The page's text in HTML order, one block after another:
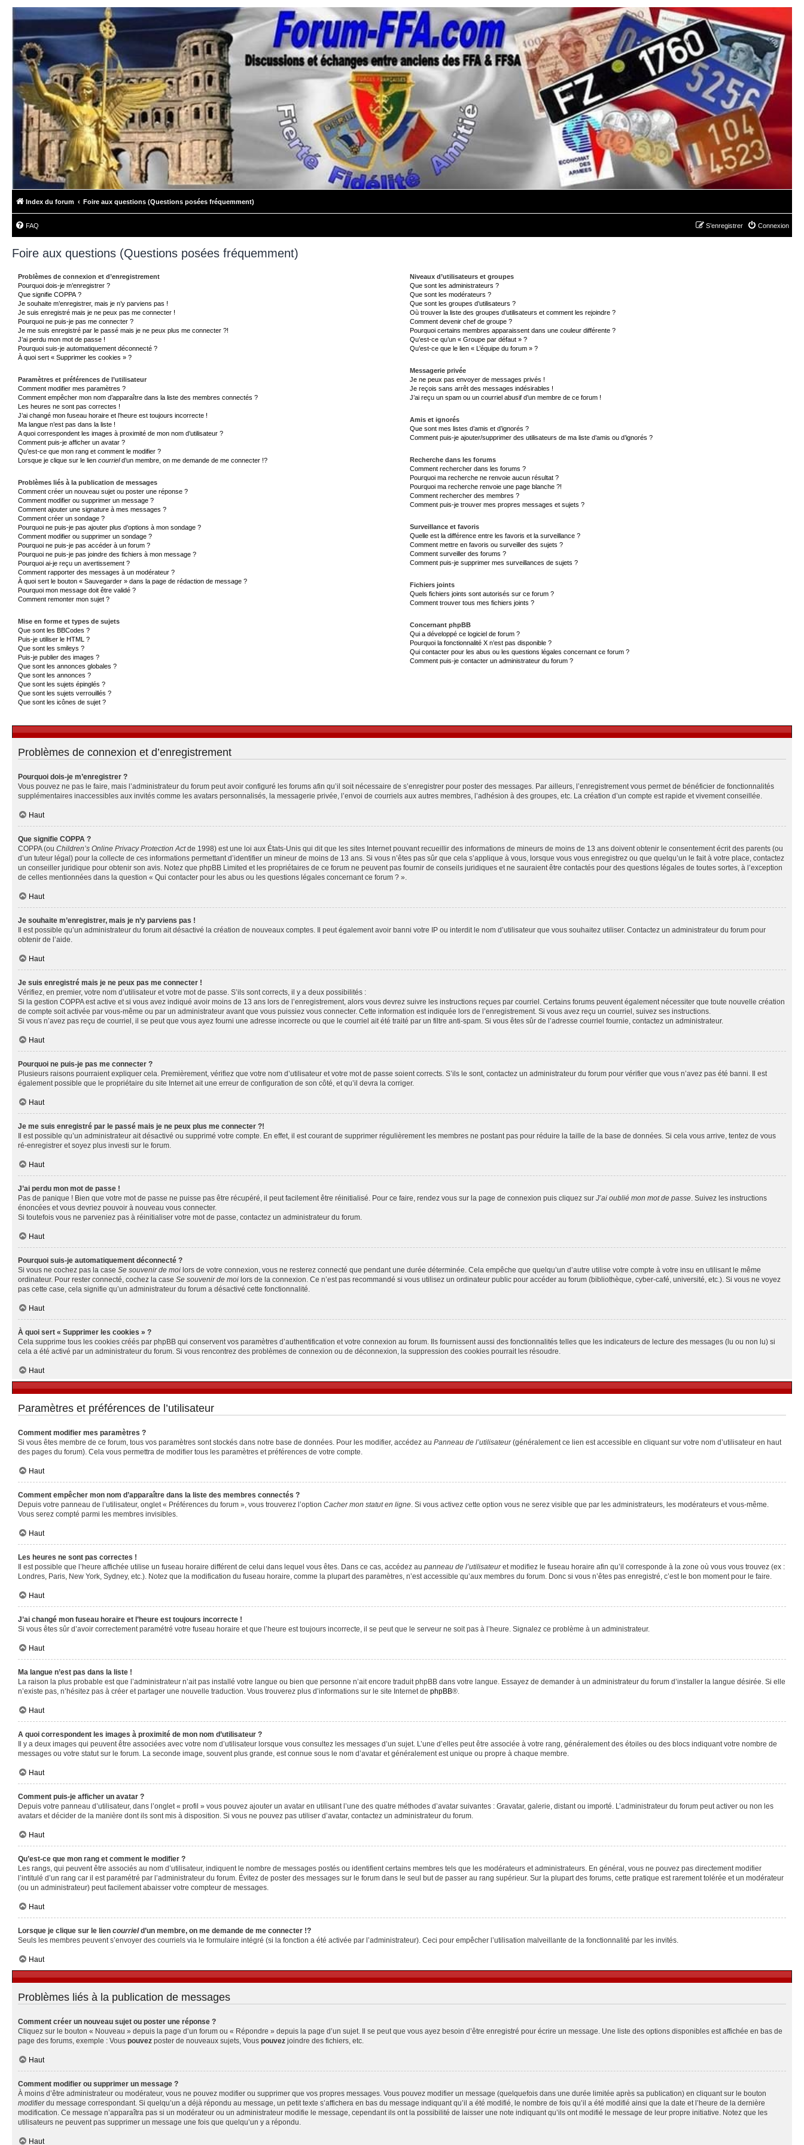
Index du forum Foire aux questions (Questions posées fréquemment)
FAQ Connexion
S’enregistrer
Foire aux questions (Questions posées fréquemment)
Problèmes de connexion et d’enregistrement
Pourquoi dois-je m’enregistrer ?
Que signifie COPPA ?
Je souhaite m’enregistrer, mais je n’y parviens pas !
Je suis enregistré mais je ne peux pas me connecter !
Pourquoi ne puis-je pas me connecter ?
Je me suis enregistré par le passé mais je ne peux plus me connecter ?!
J’ai perdu mon mot de passe !
Pourquoi suis-je automatiquement déconnecté ?
À quoi sert « Supprimer les cookies » ?
Paramètres et préférences de l’utilisateur
Comment modifier mes paramètres ?
Comment empêcher mon nom d’apparaître dans la liste des membres connectés ?
Les heures ne sont pas correctes !
J’ai changé mon fuseau horaire et l’heure est toujours incorrecte !
Ma langue n’est pas dans la liste !
A quoi correspondent les images à proximité de mon nom d’utilisateur ?
Comment puis-je afficher un avatar ?
Qu’est-ce que mon rang et comment le modifier ?
Lorsque je clique sur le lien courrield’un membre, on me demande de me connecter !?
Problèmes liés à la publication de messages
Comment créer un nouveau sujet ou poster une réponse ?
Comment modifier ou supprimer un message ?
Comment ajouter une signature à mes messages ?
Comment créer un sondage ?
Pourquoi ne puis-je pas ajouter plus d’options à mon sondage ?
Comment modifier ou supprimer un sondage ?
Pourquoi ne puis-je pas accéder à un forum ?
Pourquoi ne puis-je pas joindre des fichiers à mon message ?
Pourquoi ai-je reçu un avertissement ?
Comment rapporter des messages à un modérateur ?
À quoi sert le bouton « Sauvegarder » dans la page de rédaction de message ?
Pourquoi mon message doit être validé ?
Comment remonter mon sujet ?
Mise en forme et types de sujets
Que sont les BBCodes ?
Puis-je utiliser le HTML ?
Que sont les smileys ?
Puis-je publier des images ?
Que sont les annonces globales ?
Que sont les annonces ?
Que sont les sujets épinglés ?
Que sont les sujets verrouillés ?
Que sont les icônes de sujet ?
Niveaux d’utilisateurs et groupes
Que sont les administrateurs ?
Que sont les modérateurs ?
Que sont les groupes d’utilisateurs ?
Où trouver la liste des groupes d’utilisateurs et comment les rejoindre ?
Comment devenir chef de groupe ?
Pourquoi certains membres apparaissent dans une couleur différente ?
Qu’est-ce qu’un « Groupe par défaut » ?
Qu’est-ce que le lien « L’équipe du forum » ?
Messagerie privée
Je ne peux pas envoyer de messages privés !
Je reçois sans arrêt des messages indésirables !
J’ai reçu un spam ou un courriel abusif d’un membre de ce forum !
Amis et ignorés
Que sont mes listes d’amis et d’ignorés ?
Comment puis-je ajouter/supprimer des utilisateurs de ma liste d’amis ou d’ignorés ?
Recherche dans les forums
Comment rechercher dans les forums ?
Pourquoi ma recherche ne renvoie aucun résultat ?
Pourquoi ma recherche renvoie une page blanche ?!
Comment rechercher des membres ?
Comment puis-je trouver mes propres messages et sujets ?
Surveillance et favoris
Quelle est la différence entre les favoris et la surveillance ?
Comment mettre en favoris ou surveiller des sujets ?
Comment surveiller des forums ?
Comment puis-je supprimer mes surveillances de sujets ?
Fichiers joints
Quels fichiers joints sont autorisés sur ce forum ?
Comment trouver tous mes fichiers joints ?
Concernant phpBB
Qui a développé ce logiciel de forum ?
Pourquoi la fonctionnalité X n’est pas disponible ?
Qui contacter pour les abus ou les questions légales concernant ce forum ?
Comment puis-je contacter un administrateur du forum ?
Problèmes de connexion et d’enregistrement
Pourquoi dois-je m’enregistrer ?
Vous pouvez ne pas le faire, mais l’administrateur du forum peut avoir configuré les forums afin qu’il soit nécessaire de s’enregistrer pour poster des messages. Par ailleurs, l’enregistrement vous permet de bénéficier de fonctionnalités
supplémentaires inaccessibles aux invités comme les avatars personnalisés, la messagerie privée, l’envoi de courriels aux autres membres, l’adhésion à des groupes, etc. La création d’un compte est rapide et vivement conseillée.
Haut
Que signifie COPPA ?
COPPA (ou Children’s Online Privacy Protection Actde 1998) est une loi aux États-Unis qui dit que les sites Internet pouvant recueillir des informations de mineurs de moins de 13 ans doivent obtenir le consentement écrit des parents (ou
d’un tuteur légal) pour la collecte de ces informations permettant d’identifier un mineur de moins de 13 ans. Si vous n’êtes pas sûr que cela s’applique à vous, lorsque vous vous enregistrez ou que quelqu’un le fait à votre place, contactez
un conseiller juridique pour obtenir son avis. Notez que phpBB Limited et les propriétaires de ce forum ne peuvent pas fournir de conseils juridiques et ne sauraient être contactés pour des questions légales de toutes sortes, à l’exception
de celles mentionnées dans la question « Qui contacter pour les abus ou les questions légales concernant ce forum ? ».
Haut
Je souhaite m’enregistrer, mais je n’y parviens pas !
Il est possible qu’un administrateur du forum ait désactivé la création de nouveaux comptes. Il peut également avoir banni votre IP ou interdit le nom d’utilisateur que vous souhaitez utiliser. Contactez un administrateur du forum pour
obtenir de l’aide.
Haut
Je suis enregistré mais je ne peux pas me connecter !
Vérifiez, en premier, votre nom d’utilisateur et votre mot de passe. S’ils sont corrects, il y a deux possibilités :
Si la gestion COPPA est active et si vous avez indiqué avoir moins de 13 ans lors de l’enregistrement, alors vous devrez suivre les instructions reçues par courriel. Certains forums peuvent également nécessiter que toute nouvelle création
de compte soit activée par vous-même ou par un administrateur avant que vous puissiez vous connecter. Cette information est indiquée lors de l’enregistrement. Si vous avez reçu un courriel, suivez ses instructions.
Si vous n’avez pas reçu de courriel, il se peut que vous ayez fourni une adresse incorrecte ou que le courriel ait été traité par un filtre anti-spam. Si vous êtes sûr de l’adresse courriel fournie, contactez un administrateur.
Haut
Pourquoi ne puis-je pas me connecter ?
Plusieurs raisons pourraient expliquer cela. Premièrement, vérifiez que votre nom d’utilisateur et votre mot de passe soient corrects. S’ils le sont, contactez un administrateur du forum pour vérifier que vous n’avez pas été banni. Il est
également possible que le propriétaire du site Internet ait une erreur de configuration de son côté, et qu’il devra la corriger.
Haut
Je me suis enregistré par le passé mais je ne peux plus me connecter ?!
Il est possible qu’un administrateur ait désactivé ou supprimé votre compte. En effet, il est courant de supprimer régulièrement les membres ne postant pas pour réduire la taille de la base de données. Si cela vous arrive, tentez de vous
ré-enregistrer et soyez plus investi sur le forum.
Haut
J’ai perdu mon mot de passe !
Pas de panique ! Bien que votre mot de passe ne puisse pas être récupéré, il peut facilement être réinitialisé. Pour ce faire, rendez vous sur la page de connexion puis cliquez sur J’ai oublié mon mot de passe. Suivez les instructions
énoncées et vous devriez pouvoir à nouveau vous connecter.
Si toutefois vous ne parveniez pas à réinitialiser votre mot de passe, contactez un administrateur du forum.
Haut
Pourquoi suis-je automatiquement déconnecté ?
Si vous ne cochez pas la case Se souvenir de moi lors de votre connexion, vous ne resterez connecté que pendant une durée déterminée. Cela empêche que quelqu’un d’autre utilise votre compte à votre insu en utilisant le même
ordinateur. Pour rester connecté, cochez la case Se souvenir de moi lors de la connexion. Ce n’est pas recommandé si vous utilisez un ordinateur public pour accéder au forum (bibliothèque, cyber-café, université, etc.). Si vous ne voyez
pas cette case, cela signifie qu’un administrateur du forum a désactivé cette fonctionnalité.
Haut
À quoi sert « Supprimer les cookies » ?
Cela supprime tous les cookies créés par phpBB qui conservent vos paramètres d’authentification et votre connexion au forum. Ils fournissent aussi des fonctionnalités telles que les indicateurs de lecture des messages (lu ou non lu) si
cela a été activé par un administrateur du forum. Si vous rencontrez des problèmes de connexion ou de déconnexion, la suppression des cookies pourrait les résoudre.
Haut
Paramètres et préférences de l’utilisateur
Comment modifier mes paramètres ?
Si vous êtes membre de ce forum, tous vos paramètres sont stockés dans notre base de données. Pour les modifier, accédez au Panneau de l’utilisateur(généralement ce lien est accessible en cliquant sur votre nom d’utilisateur en haut
des pages du forum). Cela vous permettra de modifier tous les paramètres et préférences de votre compte.
Haut
Comment empêcher mon nom d’apparaître dans la liste des membres connectés ?
Depuis votre panneau de l’utilisateur, onglet « Préférences du forum », vous trouverez l’option Cacher mon statut en ligne. Si vous activez cette option vous ne serez visible que par les administrateurs, les modérateurs et vous-même.
Vous serez compté parmi les membres invisibles.
Haut
Les heures ne sont pas correctes !
Il est possible que l’heure affichée utilise un fuseau horaire différent de celui dans lequel vous êtes. Dans ce cas, accédez au panneau de l’utilisateuret modifiez le fuseau horaire afin qu’il corresponde à la zone où vous vous trouvez (ex :
Londres, Paris, New York, Sydney, etc.). Notez que la modification du fuseau horaire, comme la plupart des paramètres, n’est accessible qu’aux membres du forum. Donc si vous n’êtes pas enregistré, c’est le bon moment pour le faire.
Haut
J’ai changé mon fuseau horaire et l’heure est toujours incorrecte !
Si vous êtes sûr d’avoir correctement paramétré votre fuseau horaire et que l’heure est toujours incorrecte, il se peut que le serveur ne soit pas à l’heure. Signalez ce problème à un administrateur.
Haut
Ma langue n’est pas dans la liste !
La raison la plus probable est que l’administrateur n’ait pas installé votre langue ou bien que personne n’ait encore traduit phpBB dans votre langue. Essayez de demander à un administrateur du forum d’installer la langue désirée. Si elle
n’existe pas, n’hésitez pas à créer et partager une nouvelle traduction. Vous trouverez plus d’informations sur le site Internet de phpBB®.
Haut
A quoi correspondent les images à proximité de mon nom d’utilisateur ?
Il y a deux images qui peuvent être associées avec votre nom d’utilisateur lorsque vous consultez les messages d’un sujet. L’une d’elles peut être associée à votre rang, généralement des étoiles ou des blocs indiquant votre nombre de
messages ou votre statut sur le forum. La seconde image, souvent plus grande, est connue sous le nom d’avatar et généralement est unique ou propre à chaque membre.
Haut
Comment puis-je afficher un avatar ?
Depuis votre panneau d’utilisateur, dans l’onglet « profil » vous pouvez ajouter un avatar en utilisant l’une des quatre méthodes d’avatar suivantes : Gravatar, galerie, distant ou importé. L’administrateur du forum peut activer ou non les
avatars et décider de la manière dont ils sont mis à disposition. Si vous ne pouvez pas utiliser d’avatar, contactez un administrateur du forum.
Haut
Qu’est-ce que mon rang et comment le modifier ?
Les rangs, qui peuvent être associés au nom d’utilisateur, indiquent le nombre de messages postés ou identifient certains membres tels que les modérateurs et administrateurs. En général, vous ne pouvez pas directement modifier
l’intitulé d’un rang car il est paramétré par l’administrateur du forum. Évitez de poster des messages sur le forum dans le seul but de passer au rang supérieur. Sur la plupart des forums, cette pratique est rarement tolérée et un modérateur
(ou un administrateur) peut facilement abaisser votre compteur de messages.
Haut
Lorsque je clique sur le lien courrield’un membre, on me demande de me connecter !?
Seuls les membres peuvent s’envoyer des courriels via le formulaire intégré (si la fonction a été activée par l’administrateur). Ceci pour empêcher l’utilisation malveillante de la fonctionnalité par les invités.
Haut
Problèmes liés à la publication de messages
Comment créer un nouveau sujet ou poster une réponse ?
Cliquez sur le bouton « Nouveau » depuis la page d’un forum ou « Répondre » depuis la page d’un sujet. Il se peut que vous ayez besoin d’être enregistré pour écrire un message. Une liste des options disponibles est affichée en bas de
page des forums, exemple : Vous pouvez poster de nouveaux sujets, Vous pouvez joindre des fichiers, etc.
Haut
Comment modifier ou supprimer un message ?
À moins d’être administrateur ou modérateur, vous ne pouvez modifier ou supprimer que vos propres messages. Vous pouvez modifier un message (quelquefois dans une durée limitée après sa publication) en cliquant sur le bouton
modifierdu message correspondant. Si quelqu’un a déjà répondu au message, un petit texte s’affichera en bas du message indiquant qu’il a été modifié, le nombre de fois qu’il a été modifié ainsi que la date et l’heure de la dernière
modification. Ce message n’apparaîtra pas si un modérateur ou un administrateur modifie le message, cependant ils ont la possibilité de laisser une note indiquant qu’ils ont modifié le message de leur propre initiative. Notez que les
utilisateurs ne peuvent pas supprimer un message une fois que quelqu’un y a répondu.
Haut